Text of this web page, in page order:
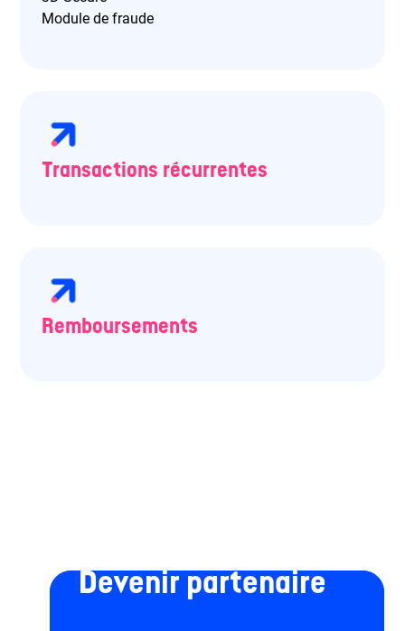
Module de fraude
Transactions récurrentes
Remboursements
Devenir partenaire